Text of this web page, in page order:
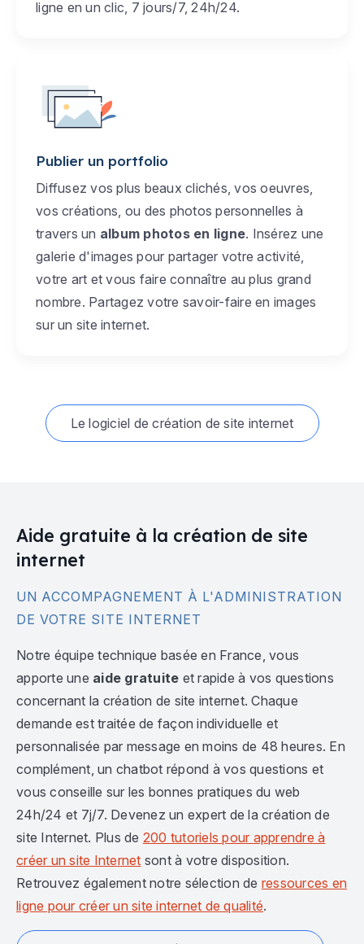
ligne en un clic, 7 jours/7, 24h/24.
Publier un portfolio
Diffusez vos plus beaux clichés, vos oeuvres,
vos créations, ou des photos personnelles à
travers un album photos en ligne. Insérez une
galerie d'images pour partager votre activité,
votre art et vous faire connaître au plus grand
nombre. Partagez votre savoir-faire en images
sur un site internet.
Le logiciel de création de site internet
Aide gratuite à la création de site
internet
UN ACCOMPAGNEMENT À L'ADMINISTRATION
DE VOTRE SITE INTERNET
Notre équipe technique basée en France, vous
apporte une aide gratuite et rapide à vos questions
concernant la création de site internet. Chaque
demande est traitée de façon individuelle et
personnalisée par message en moins de 48 heures. En
complément, un chatbot répond à vos questions et
vous conseille sur les bonnes pratiques du web
24h/24 et 7j/7. Devenez un expert de la création de
site Internet. Plus de 200 tutoriels pour apprendre à
créer un site Internet sont à votre disposition.
Retrouvez également notre sélection de ressources en
ligne pour créer un site internet de qualité.